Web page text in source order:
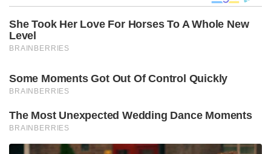
ചരിത്രത്തിലെ തന്നെ മനോഹരമായ
ഇന്നിംഗ്സുകൾക്കാണ് പിന്നീട് ടെസ്റ്റ് ക്രിക്കറ്റ് സാക്ഷ്യം
വഹിച്ചത് .ടീം ഇന്ത്യയുടെ കോച്ചായിരുന്ന ജോൺ റൈറ്റ്
സ്ഥാനത്തിനനുസരിച്ച് തന്റെ കേളീശൈലി
മാറ്റാനൊന്നും സേവാഗ് തയ്യാറായില്ല . മറിച്ച് തന്റെ
പുനർനിർണയിച്ചു അയാൾ “.
എറിയുന്ന ആളിന്റെ പെരുമ വീരുവിനെ ബാധിച്ചില്ല